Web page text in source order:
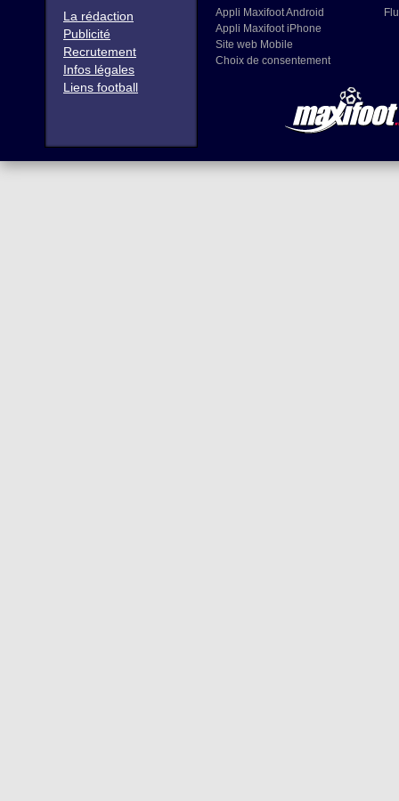
La rédaction
Publicité
Recrutement
Infos légales
Liens football
Appli Maxifoot Android
Appli Maxifoot iPhone
Site web Mobile
Choix de consentement